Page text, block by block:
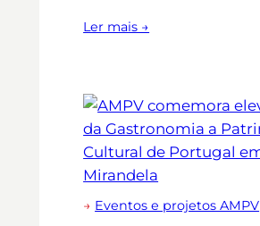
Ler mais →
→ Eventos e projetos AMPV